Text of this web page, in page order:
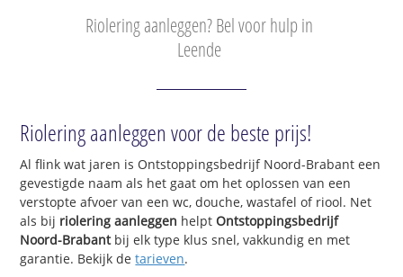
Riolering aanleggen? Bel voor hulp in
Leende
Riolering aanleggen voor de beste prijs!
Al flink wat jaren is Ontstoppingsbedrijf Noord-Brabant een
gevestigde naam als het gaat om het oplossen van een
verstopte afvoer van een wc, douche, wastafel of riool. Net
als bij riolering aanleggen helptOntstoppingsbedrijf
Noord-Brabantbij elk type klus snel, vakkundig en met
garantie. Bekijk detarieven.